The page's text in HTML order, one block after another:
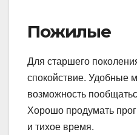
Пожилые
Для старшего
спокойствие. Удобные
возможность
Хорошо продумать
и тихое время.